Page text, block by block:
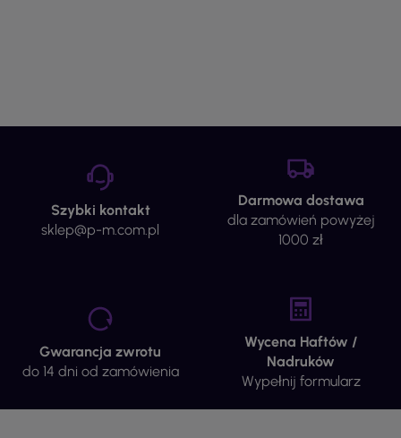
Szybki kontakt
sklep@p-m.com.pl
Darmowa dostawa
dla zamówień powyżej
1000 zł
Gwarancja zwrotu
do 14 dni od zamówienia
Wycena Haftów /
Nadruków
Wypełnij formularz